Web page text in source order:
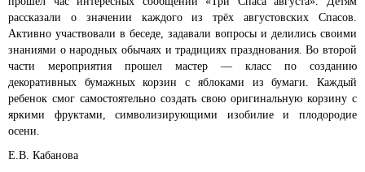
рассказали о значении каждого из трёх августовских Спасов.
Активно участвовали в беседе, задавали вопросы и делились своими
знаниями о народных обычаях и традициях празднования. Во второй
части мероприятия прошел мастер — класс по созданию
декоративных бумажных корзин с яблоками из бумаги. Каждый
ребенок смог самостоятельно создать свою оригинальную корзину с
яркими фруктами, символизирующими изобилие и плодородие
осени.
Е.В. Кабанова